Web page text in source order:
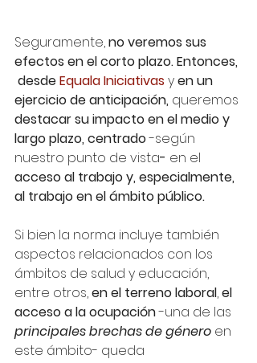
Seguramente, no veremos sus
efectos en el corto plazo. Entonces,
desde Equala Iniciativas y en un
ejercicio de anticipación, queremos
destacar su impacto en el medio y
largo plazo, centrado -según
nuestro punto de vista- en el
acceso al trabajo y, especialmente,
al trabajo en el ámbito público.
Si bien la norma incluye también
aspectos relacionados con los
ámbitos de salud y educación,
entre otros, en el terreno laboral, el
acceso a la ocupación -una de las
principales brechas de género en
este ámbito- queda